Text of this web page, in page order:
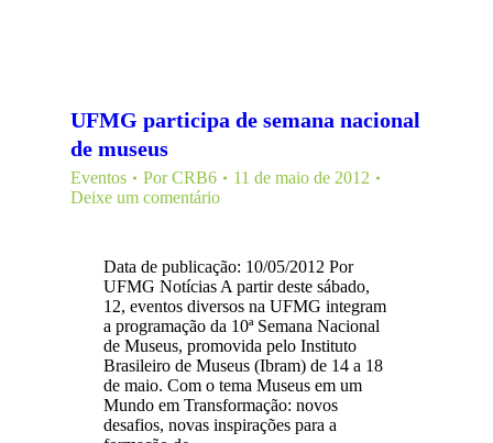
UFMG participa de semana nacional
de museus
Eventos PorCRB6
11 de maio de 2012
Deixe um comentário
Data de publicação: 10/05/2012 Por
UFMG Notícias A partir deste sábado,
12, eventos diversos na UFMG integram
a programação da 10ª Semana Nacional
de Museus, promovida pelo Instituto
Brasileiro de Museus (Ibram) de 14 a 18
de maio. Com o tema Museus em um
Mundo em Transformação: novos
desafios, novas inspirações para a